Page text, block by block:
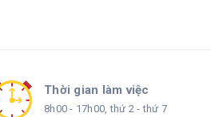
Thời gian làm việc
8h00 - 17h00, thứ 2 - thứ 7